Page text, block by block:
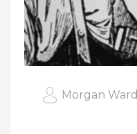
Morgan Ward